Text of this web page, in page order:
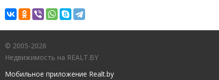
© 2005-2026
Недвижимость на REALT.BY
Мобильное приложение Realt.by